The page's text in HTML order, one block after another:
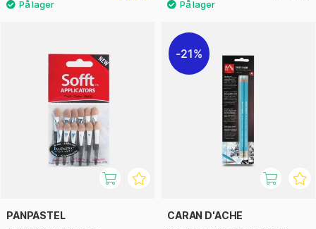
PANPASTEL
21%
CARAN D'ACHE